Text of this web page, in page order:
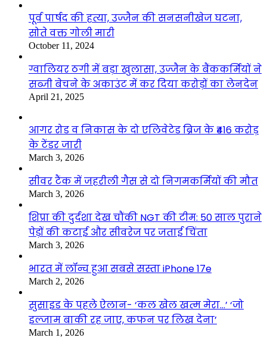
पूर्व पार्षद की हत्या, उज्जैन की सनसनीखेज घटना,
सोते वक्त गोली मारी
October 11, 2024
ग्वालियर ठगी में बड़ा खुलासा, उज्जैन के बैंककर्मियों ने
सब्जी बेचने के अकाउंट में कर दिया करोड़ों का लेनदेन
April 21, 2025
आगर रोड व निकास के दो एलिवेटेड ब्रिज के ₹416 करोड़
के टेंडर जारी
March 3, 2026
सीवर टैंक में जहरीली गैस से दो निगमकर्मियों की मौत
March 3, 2026
शिप्रा की दुर्दशा देख चौंकी NGT की टीम: 50 साल पुराने
पेड़ों की कटाई और सीवरेज पर जताई चिंता
March 3, 2026
भारत में लॉन्च हुआ सबसे सस्ता iPhone 17e
March 2, 2026
सुसाइड के पहले ऐलान- ‘कल खेल खत्म मेरा…’ ‘जो
इल्जाम बाकी रह जाए, कफन पर लिख देना’
March 1, 2026